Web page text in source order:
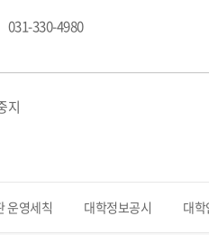
031-330-4980
지
운영세칙 대학정보공시 대